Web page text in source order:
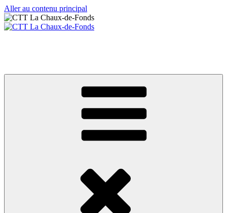
Aller au contenu principal